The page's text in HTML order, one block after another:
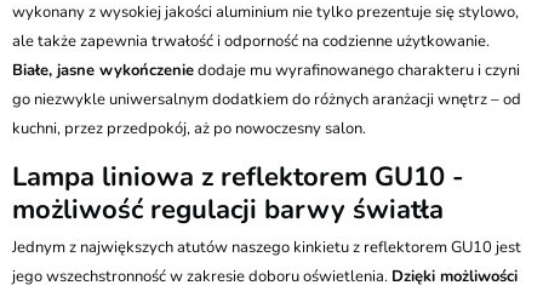
wykonany z wysokiej jakości aluminium nie tylko prezentuje się stylowo,
ale także zapewnia trwałość i odporność na codzienne użytkowanie.
Białe, jasne wykończeniedodaje mu wyrafinowanego charakteru i czyni
go niezwykle uniwersalnym dodatkiem do różnych aranżacji wnętrz – od
kuchni, przez przedpokój, aż po nowoczesny salon.
Lampa liniowa z reflektorem GU10 -
możliwość regulacji barwy światła
Jednym z największych atutów naszego kinkietu z reflektorem GU10 jest
jego wszechstronność w zakresie doboru oświetlenia. Dzięki możliwości